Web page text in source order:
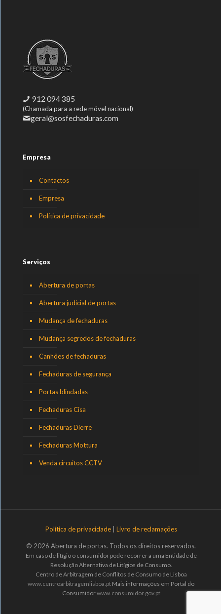
912 094 385
(Chamada para a rede móvel nacional)
geral@sosfechaduras.com
Empresa
Contactos
Empresa
Política de privacidade
Serviços
Abertura de portas
Abertura judicial de portas
Mudança de fechaduras
Mudança segredos de fechaduras
Canhões de fechaduras
Fechaduras de segurança
Portas blindadas
Fechaduras Cisa
Fechaduras Dierre
Fechaduras Mottura
Venda circuitos CCTV
Política de privacidade| Livro de reclamações
© 2026 Abertura de portas. Todos os direitos reservados.
Em caso de litígio o consumidor pode recorrer a uma Entidade de
Resolução Alternativa de Litígios de Consumo.
Centro de Arbitragem de Conflitos de Consumo de Lisboa
www.centroarbitragemlisboa.pt Mais informações em Portal do
Consumidorwww.consumidor.gov.pt